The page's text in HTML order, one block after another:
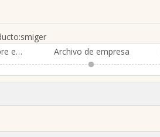
smiger
Preguntas frecuentes sobre embalaje Archivo de empresa